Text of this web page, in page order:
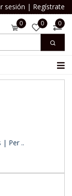
sesión | Regístrate
0 0 0
| Per ..